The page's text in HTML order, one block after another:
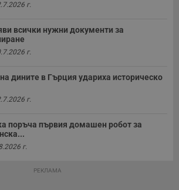
г.
всички нужни документи за
г.
дините в Гърция удариха историческо
г.
поръча първия домашен робот за
г.
РЕКЛАМА